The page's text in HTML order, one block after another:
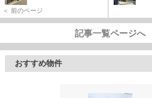
＜ 前のページ
記事一覧ページへ
おすすめ物件